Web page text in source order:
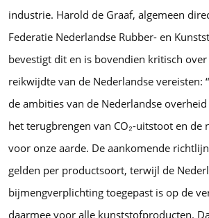
industrie. Harold de Graaf, algemeen
Federatie Nederlandse Rubber- en
bevestigt dit en is bovendien kritisch
reikwijdte van de Nederlandse vereisten:
de ambities van de Nederlandse
het terugbrengen van CO₂-uitstoot en de
voor onze aarde. De aankomende
gelden per productsoort, terwijl de
bijmengverplichting toegepast is op de
daarmee voor alle kunststofproducten.